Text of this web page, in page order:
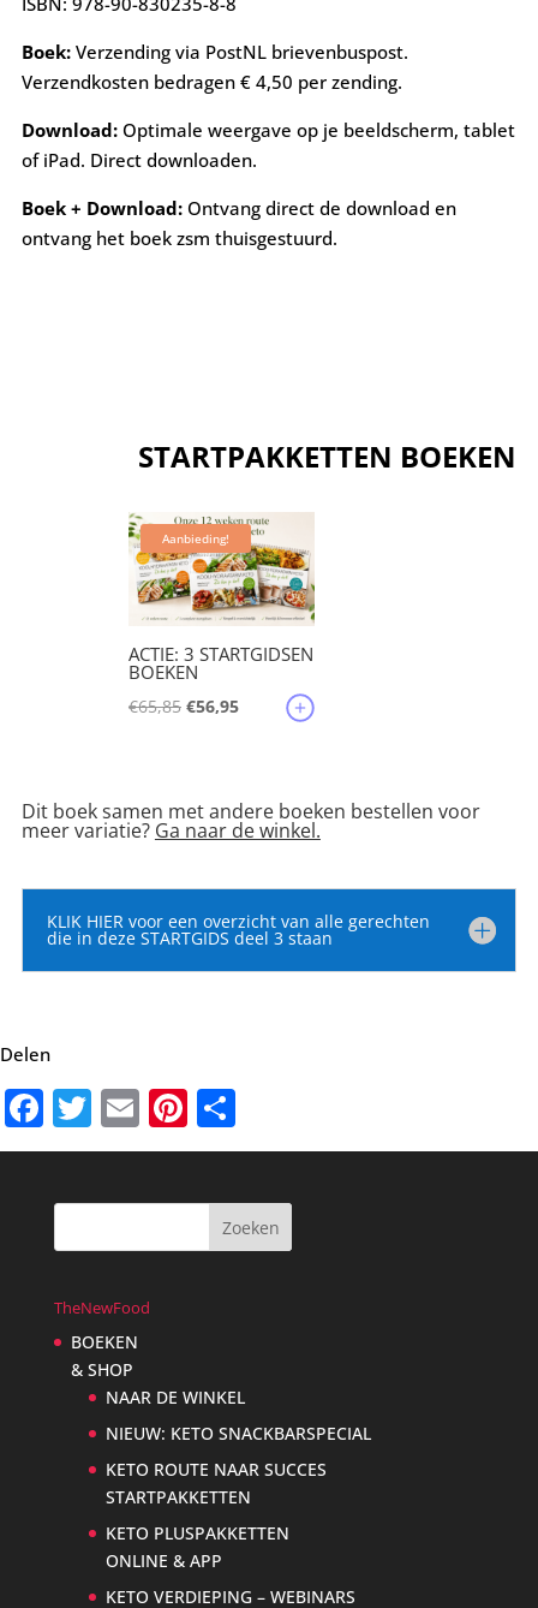
Boek: Verzending via PostNL brievenbuspost.
Verzendkosten bedragen € 4,50 per zending.
Download: Optimale weergave op je beeldscherm, tablet
of iPad. Direct downloaden.
Boek + Download: Ontvang direct de download en
ontvang het boek zsm thuisgestuurd.
STARTPAKKETTEN BOEKEN
Aanbieding!
ACTIE: 3 STARTGIDSEN
BOEKEN
€65,85 Oorspronkelijke
€65,85.
€56,95Huidige
€56,95.
Dit boek samen met andere boeken bestellen voor
meer variatie? Ga naar de winkel.
KLIK HIER voor een overzicht van alle gerechten
die in deze STARTGIDS deel 3 staan
Delen
Facebook
Twitter
EmailPinterest
TheNewFood
BOEKEN
& SHOP
NAAR DE WINKEL
NIEUW: KETO SNACKBARSPECIAL
KETO ROUTE NAAR SUCCES
STARTPAKKETTEN
KETO PLUSPAKKETTEN
ONLINE & APP
KETO VERDIEPING – WEBINARS